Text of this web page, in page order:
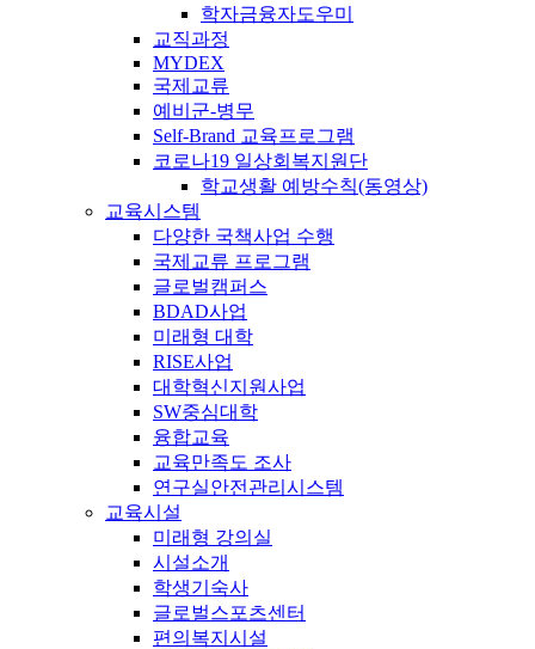
학자금융자도우미
교직과정
MYDEX
국제교류
예비군-병무
Self-Brand 교육프로그램
코로나19 일상회복지원단
학교생활 예방수칙(동영상)
교육시스템
다양한 국책사업 수행
국제교류 프로그램
글로벌캠퍼스
BDAD사업
미래형 대학
RISE사업
대학혁신지원사업
SW중심대학
융합교육
교육만족도 조사
연구실안전관리시스템
교육시설
미래형 강의실
시설소개
학생기숙사
글로벌스포츠센터
편의복지시설